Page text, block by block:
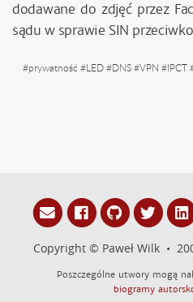
dodawane do zdjęć przez
sądu w sprawie SIN
#prywatność #LED#DNS#VPN #IPCT
Copyright © Paweł Wilk •
Poszczególne utwory mogą
biogramy